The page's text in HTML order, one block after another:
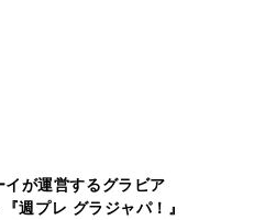
イが運営するグラビア
週プレ グラジャパ！』